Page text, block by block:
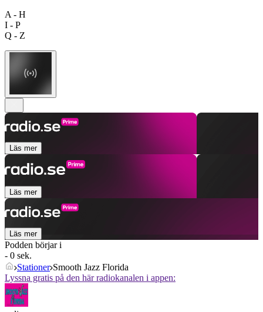
A - H
I - P
Q - Z
Läs mer
Läs mer
Läs mer
Podden börjar i
- 0 sek.
Stationer Smooth Jazz Florida
Lyssna gratis på den här radiokanalen i appen: